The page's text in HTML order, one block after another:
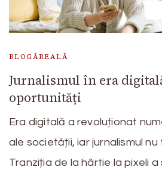
BLOGĂREALĂ
Jurnalismul în era
oportunități
Era digitală a revoluționat
ale societății, iar jurnalismul
Tranziția de la hârtie la pixeli a